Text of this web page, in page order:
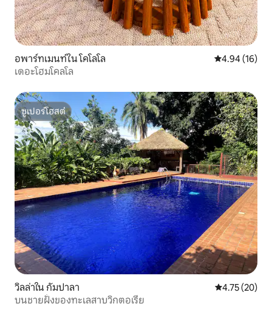
อพาร์ทเมนท์ใน โคโลโล คะแนนเฉลี่ย
4.94 (16)
เดอะโฮมโคลโล
ซูเปอร์โฮสต์
ซูเปอร์โฮสต์
วิลล่าใน กัมปาลา คะแนนเฉลี่ย
4.75 (20)
บนชายฝั่งของทะเลสาบวิกตอเรีย